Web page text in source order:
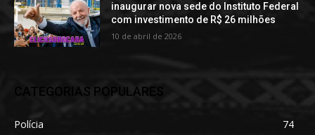
inaugurar nova sede do Instituto Federal
com investimento de R$ 26 milhões
10 de abril de 2026
CATEGORIAS POPULARES
Polícia
74